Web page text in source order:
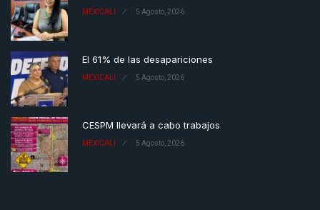
MEXICALI 5 Agosto, 2026
El 61% de las desapariciones
MEXICALI 5 Agosto, 2026
CESPM llevará a cabo trabajos
MEXICALI 5 Agosto, 2026